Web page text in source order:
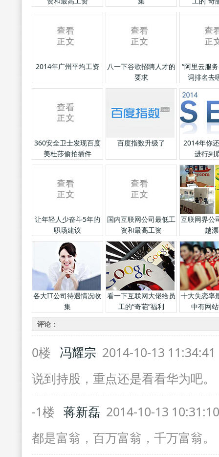
2014年广州平均工资
八一下谷歌招聘人才的
要求
“阿里云服
词排名去
360安全卫士发现百度
美杜莎偷拍插件
百度指数升级了
2014年你
进行到
让年轻人少奋斗5年的
职场建议
国内互联网公司最低工
资和最高工资
互联网界公
越
各大IT公司待遇情况收
集
看一下互联网大佬给员
工的“奇葩”福利
十大失恋率
中有网
评论：
0楼 冯耀宗 2014-10-13
说到持股，重点还是看看华为吧。
-1楼 蒋新磊 2014-10-13
都是富翁，百万富翁，千万富翁。